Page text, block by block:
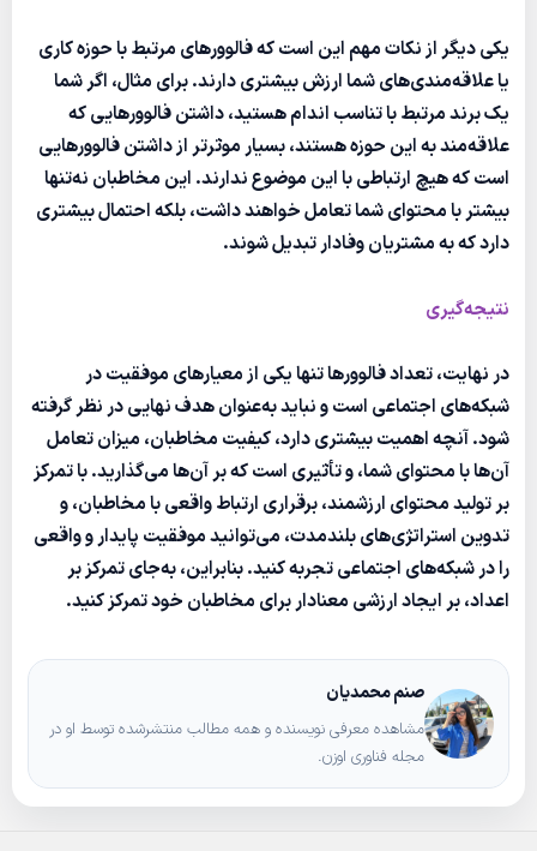
یکی دیگر از نکات مهم این است که فالوورهای مرتبط با حوزه کاری
یا علاقه‌مندی‌های شما ارزش بیشتری دارند. برای مثال، اگر شما
یک برند مرتبط با تناسب اندام هستید، داشتن فالوورهایی که
علاقه‌مند به این حوزه هستند، بسیار موثرتر از داشتن فالوورهایی
است که هیچ ارتباطی با این موضوع ندارند. این مخاطبان نه‌تنها
بیشتر با محتوای شما تعامل خواهند داشت، بلکه احتمال بیشتری
دارد که به مشتریان وفادار تبدیل شوند.
نتیجه‌گیری
در نهایت، تعداد فالوورها تنها یکی از معیارهای موفقیت در
شبکه‌های اجتماعی است و نباید به‌عنوان هدف نهایی در نظر گرفته
شود. آنچه اهمیت بیشتری دارد، کیفیت مخاطبان، میزان تعامل
آن‌ها با محتوای شما، و تأثیری است که بر آن‌ها می‌گذارید. با تمرکز
بر تولید محتوای ارزشمند، برقراری ارتباط واقعی با مخاطبان، و
تدوین استراتژی‌های بلندمدت، می‌توانید موفقیت پایدار و واقعی
را در شبکه‌های اجتماعی تجربه کنید. بنابراین، به‌جای تمرکز بر
اعداد، بر ایجاد ارزشی معنادار برای مخاطبان خود تمرکز کنید.
صنم محمدیان
مشاهده معرفی نویسنده و همه مطالب منتشرشده توسط او در
مجله فناوری اوزن.